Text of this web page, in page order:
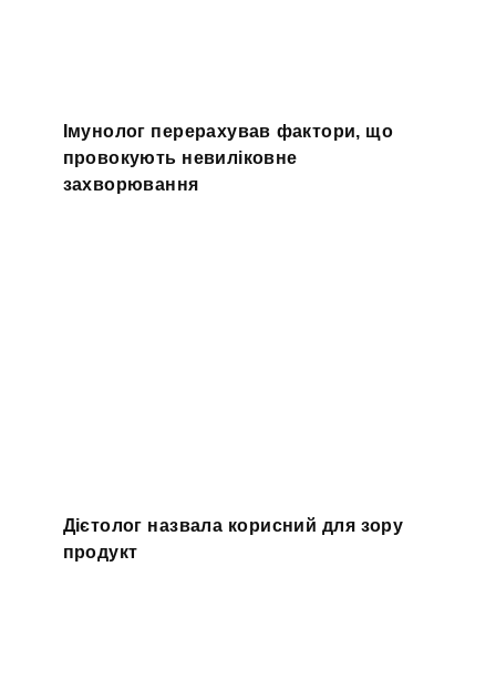
Імунолог перерахував фактори, що
провокують невиліковне
захворювання
Дієтолог назвала корисний для зору
продукт